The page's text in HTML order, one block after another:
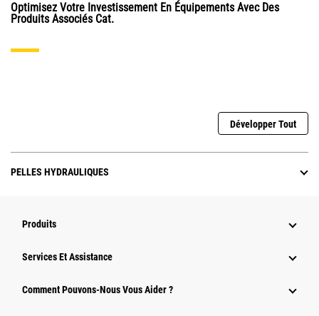
Optimisez Votre Investissement En Équipements Avec Des
Produits Associés Cat.
Développer Tout
PELLES HYDRAULIQUES
Produits
Services Et Assistance
Comment Pouvons-Nous Vous Aider ?